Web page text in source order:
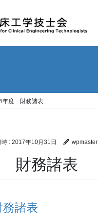
年度 財務諸表
時 : 2017年10月31日 wpmaster
財務諸表
諸表